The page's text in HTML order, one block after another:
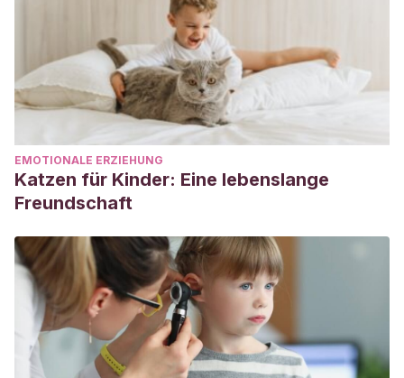
EMOTIONALE ERZIEHUNG
Katzen für Kinder: Eine lebenslange
Freundschaft